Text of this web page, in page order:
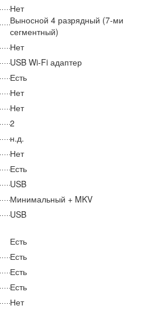
Нет
Выносной 4 разрядный (7-ми
сегментный)
Нет
USB Wi-Fi адаптер
Есть
Нет
Нет
2
н.д.
Нет
Есть
USB
Минимальный + MKV
USB
Есть
Есть
Есть
Есть
Нет